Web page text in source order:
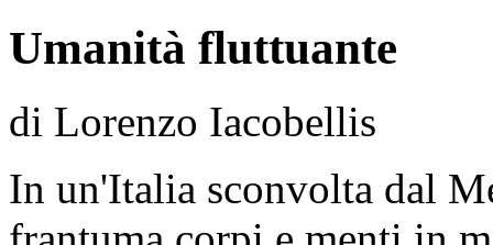
Umanità fluttuante
di Lorenzo Iacobellis
In un'Italia sconvolta dal